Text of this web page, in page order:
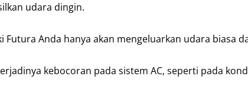
udara dingin.
Futura Anda hanya akan mengeluarkan udara biasa
kebocoran pada sistem AC, seperti pada